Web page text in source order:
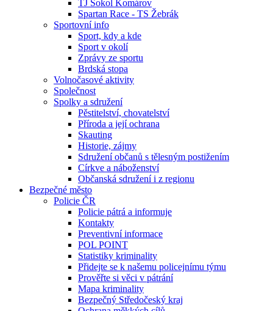
TJ Sokol Komárov
Spartan Race - TS Žebrák
Sportovní info
Sport, kdy a kde
Sport v okolí
Zprávy ze sportu
Brdská stopa
Volnočasové aktivity
Společnost
Spolky a sdružení
Pěstitelství, chovatelství
Příroda a její ochrana
Skauting
Historie, zájmy
Sdružení občanů s tělesným postižením
Církve a náboženství
Občanská sdružení i z regionu
Bezpečné město
Policie ČR
Policie pátrá a informuje
Kontakty
Preventivní informace
POL POINT
Statistiky kriminality
Přidejte se k našemu policejnímu týmu
Prověřte si věci v pátrání
Mapa kriminality
Bezpečný Středočeský kraj